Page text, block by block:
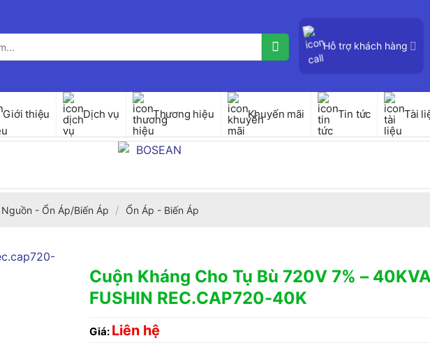
Hỗ trợ khách hàng
Giới thiệu Dịch vụ Thương hiệu Khuyến mãi Tin tức Tài
- Ổn Áp/Biến Áp / Ổn Áp - Biến Áp
Cuộn Kháng Cho Tụ Bù 720V 7% –
FUSHIN REC.CAP720-40K
Giá: Liên hệ